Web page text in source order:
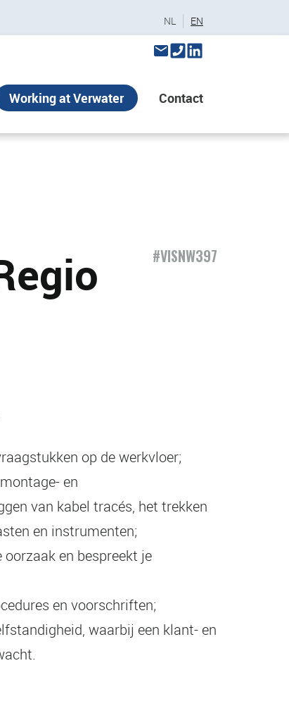
NL EN
Working at Verwater Contact
#VISNW397
op de werkvloer;
en
van kabel tracés, het trekken
en instrumenten;
en bespreekt je
en voorschriften;
waarbij een klant- en